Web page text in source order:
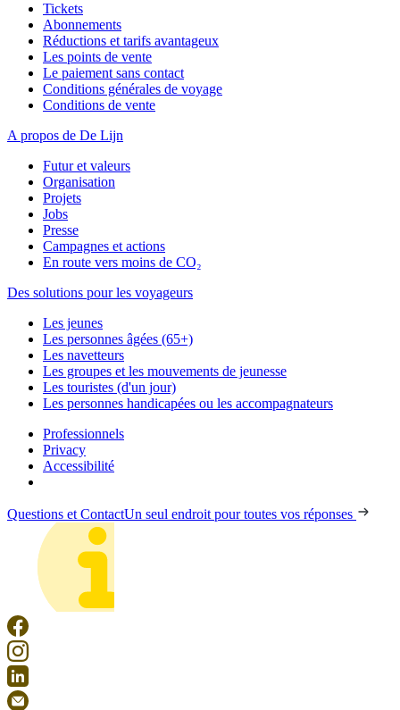
Tickets
Abonnements
Réductions et tarifs avantageux
Les points de vente
Le paiement sans contact
Conditions générales de voyage
Conditions de vente
A propos de De Lijn
Futur et valeurs
Organisation
Projets
Jobs
Presse
Campagnes et actions
En route vers moins de CO₂
Des solutions pour les voyageurs
Les jeunes
Les personnes âgées (65+)
Les navetteurs
Les groupes et les mouvements de jeunesse
Les touristes (d'un jour)
Les personnes handicapées ou les accompagnateurs
Professionnels
Privacy
Accessibilité
Questions et ContactUn seul endroit pour toutes vos réponses